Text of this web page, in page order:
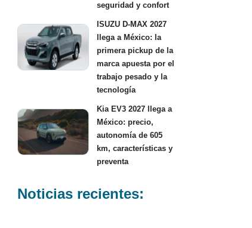
seguridad y confort
ISUZU D-MAX 2027
llega a México: la
primera pickup de la
marca apuesta por el
trabajo pesado y la
tecnología
Kia EV3 2027 llega a
México: precio,
autonomía de 605
km, características y
preventa
Noticias recientes: